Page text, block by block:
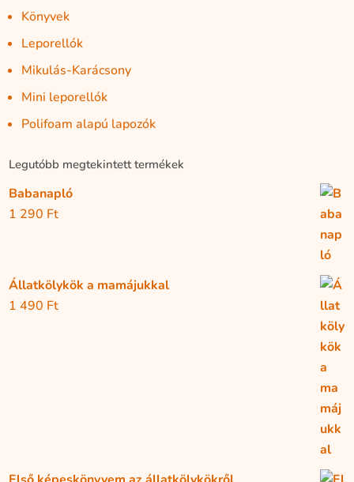
Könyvek
Leporellók
Mikulás-Karácsony
Mini leporellók
Polifoam alapú lapozók
Legutóbb megtekintett termékek
Babanapló
1 290 Ft
Állatkölykök a mamájukkal
1 490 Ft